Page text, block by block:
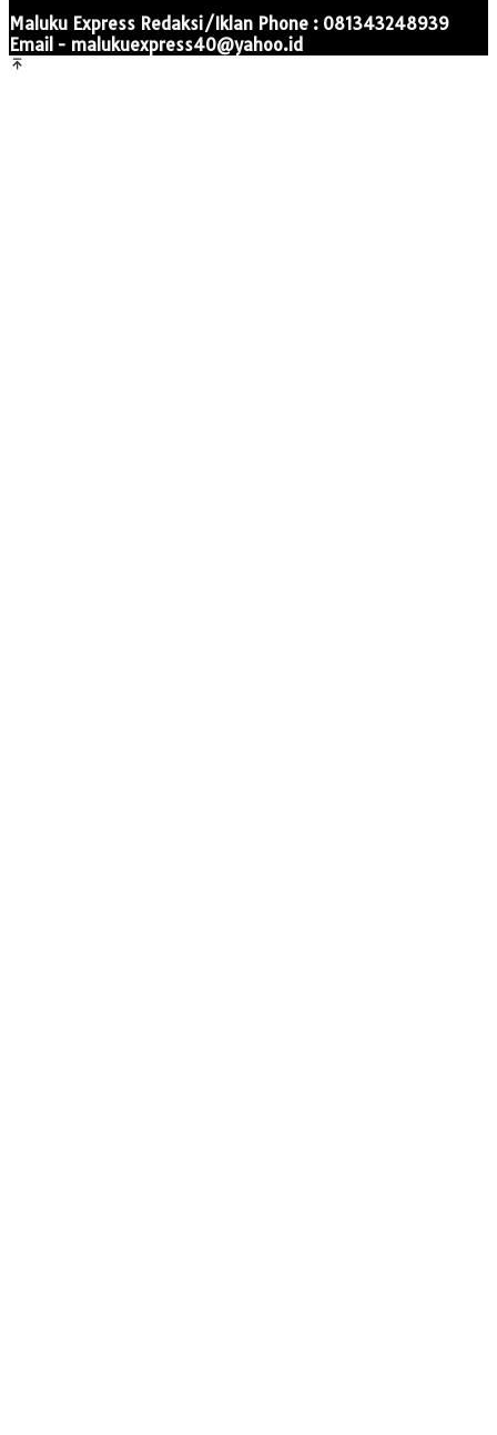
Maluku Express Redaksi/Iklan Phone : 081343248939
Email - malukuexpress40@yahoo.id